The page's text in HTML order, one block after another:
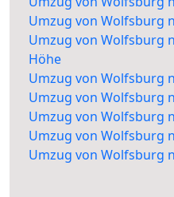
Umzug von Wolfsburg
Umzug von Wolfsburg
Höhe
Umzug von Wolfsburg
Umzug von Wolfsburg
Umzug von Wolfsburg
Umzug von Wolfsburg
Umzug von Wolfsburg